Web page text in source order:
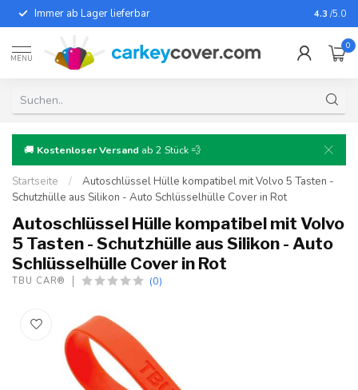
Immer ab Lager lieferbar Für fast
4.3 /5.0
MENU
0
🚚 Kostenloser Versand ab 2 Stück 💨
Startseite /
Autoschlüssel Hülle kompatibel mit Volvo 5 Tasten -
Schutzhülle aus Silikon - Auto Schlüsselhülle Cover in Rot
Autoschlüssel Hülle kompatibel mit Volvo
5 Tasten - Schutzhülle aus Silikon - Auto
Schlüsselhülle Cover in Rot
TBU CAR® (0)